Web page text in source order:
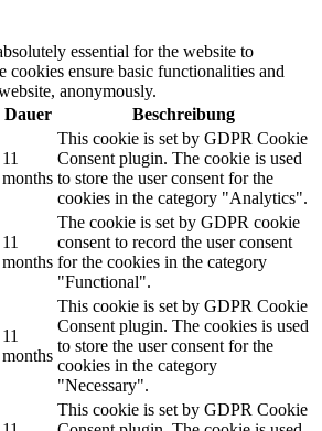
essential for the website to
cookies ensure basic functionalities and
anonymously.
Dauer Beschreibung
11
months
This cookie is set by GDPR Cookie
Consent plugin. The cookie is used
to store the user consent for the
cookies in the category "Analytics".
11
months
The cookie is set by GDPR cookie
consent to record the user consent
for the cookies in the category
"Functional".
11
months
This cookie is set by GDPR Cookie
Consent plugin. The cookies is used
to store the user consent for the
cookies in the category
"Necessary".
This cookie is set by GDPR Cookie